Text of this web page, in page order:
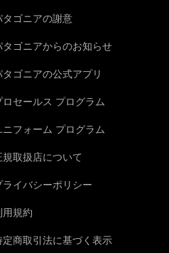
タゴニアの謝意
タゴニアからのお知らせ
タゴニアの公式アプリ
ロセールス プログラム
ニフォーム プログラム
規取扱店について
ライバシーポリシー
用規約
定商取引法に基づく表示